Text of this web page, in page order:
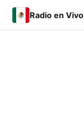
Radio en Vivo